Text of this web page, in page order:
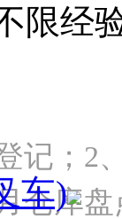
限经
记；2
仓库
车)